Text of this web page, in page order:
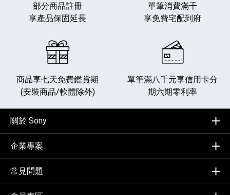
部分商品註冊
享產品保固延長
單筆消費滿千
享免費宅配到府
商品享七天免費鑑賞期
(安裝商品/軟體除外)
單筆滿八千元享信用卡分
期六期零利率
關於 Sony
企業專案
常見問題